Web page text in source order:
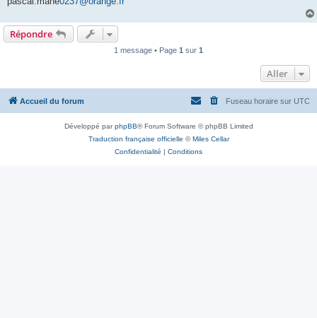
Répondre
1 message • Page 1 sur 1
Aller
Accueil du forum Fuseau horaire sur UTC
Développé parphpBB® Forum Software © phpBB Limited
Traduction française officielle ©Miles Cellar
Confidentialité | Conditions